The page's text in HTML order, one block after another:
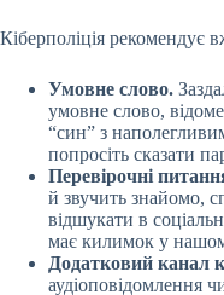
Кіберполіція рекомендує
Умовне слово.
умовне слово,
“син” з
попросіть сказати
Перевірочні
й звучить знайомо,
відшукати в
має килимок у
Додатковий канал
аудіоповідомлення